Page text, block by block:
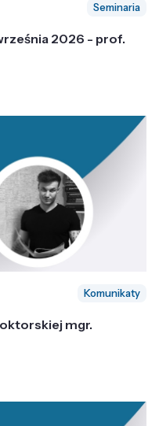
Seminaria
2026 - prof.
Komunikaty
mgr.